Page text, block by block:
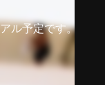
ル予定です。 しば